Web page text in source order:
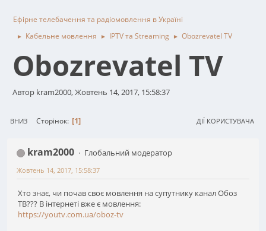
Ефірне телебачення та радіомовлення в Україні
► Кабельне мовлення ► IPTV та Streaming ► Оbozrevatel ТV
Оbozrevatel ТV
Автор kram2000, Жовтень 14, 2017, 15:58:37
ВНИЗ Сторінок 1 ДІЇ КОРИСТУВАЧА
kram2000 Глобальний модератор
Жовтень 14, 2017, 15:58:37
Хто знає, чи почав своє мовлення на супутнику канал Обоз
ТВ??? В інтернеті вже є мовлення:
https://youtv.com.ua/oboz-tv